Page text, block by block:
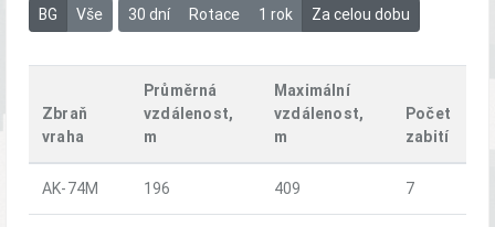
BG Vše 30 dní Rotace 1 rok Za celou dobu
Zbraň
vraha
Průměrná
vzdálenost,
m
Maximální
vzdálenost,
m
Počet
zabití
AK-74M 196 409 7